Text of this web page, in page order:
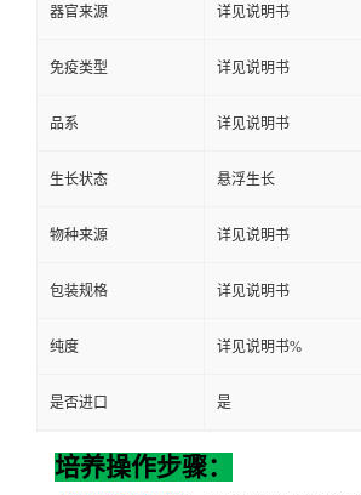
器官来源 详见说明书
免疫类型 详见说明书
品系 详见说明书
生长状态 悬浮生长
物种来源 详见说明书
包装规格 详见说明书
纯度 详见说明书%
是否进口 是
培养操作步骤：